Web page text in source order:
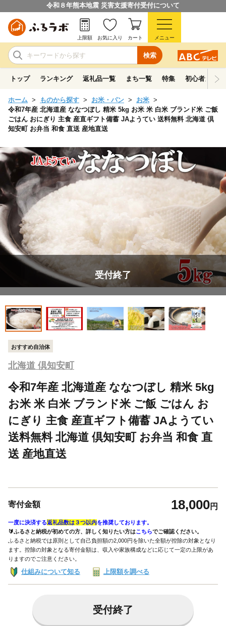
令和８年熊本地震 災害支援寄付受付について
検索
上限額 お気に入り カート メニュー
トップ ランキング 返礼品一覧 まち一覧 特集 初心者ガイド
ホーム ものから探す お米・パン
お米
令和7年産 北海道産 ななつぼし 精米 5kg お米 米 白米 ブランド米 ご飯
ごはん おにぎり 主食 産直ギフト備蓄 JAようてい 送料無料 北海道 倶
知安町 お弁当 和食 直送 産地直送
受付終了
おすすめ自治体
北海道 倶知安町
令和7年産 北海道産 ななつぼし 精米 5kg
お米 米 白米 ブランド米 ご飯 ごはん お
にぎり 主食 産直ギフト備蓄 JAようてい
送料無料 北海道 倶知安町 お弁当 和食 直
送 産地直送
寄付金額 18,000円
一度に決済する返礼品数は３つ以内を推奨しております。
🔰ふるさと納税が初めての方、詳しく知りたい方はこちらでご確認ください。
ふるさと納税では原則として自己負担額の2,000円を除いた全額が控除の対象となり
ます。控除の対象となる寄付金額は、収入や家族構成などに応じて一定の上限があ
りますのでご注意ください。
仕組みについて知る 上限額を調べる
受付終了